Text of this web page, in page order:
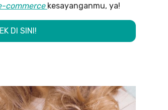
commerce kesayanganmu, ya!
DI SINI!